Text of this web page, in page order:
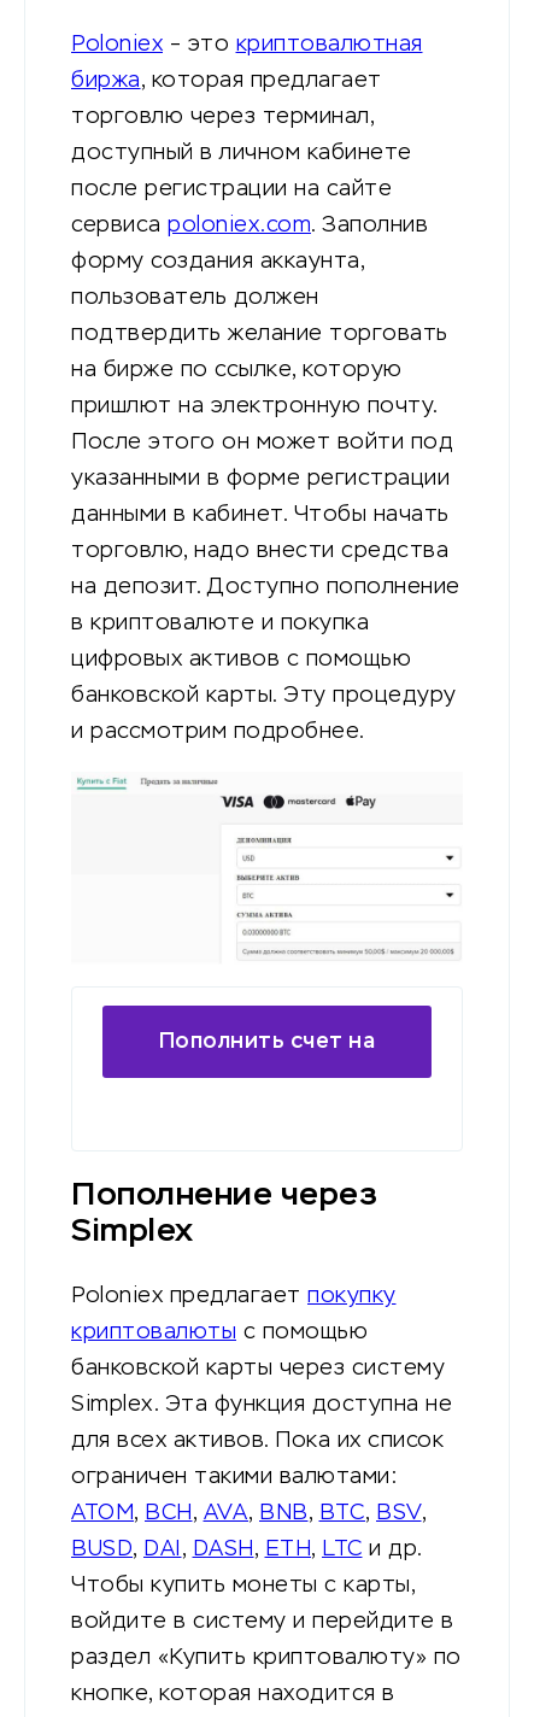
Poloniex – это криптовалютная
биржа, которая предлагает
торговлю через терминал,
доступный в личном кабинете
после регистрации на сайте
сервиса poloniex.com. Заполнив
форму создания аккаунта,
пользователь должен
подтвердить желание торговать
на бирже по ссылке, которую
пришлют на электронную почту.
После этого он может войти под
указанными в форме регистрации
данными в кабинет. Чтобы начать
торговлю, надо внести средства
на депозит. Доступно пополнение
в криптовалюте и покупка
цифровых активов с помощью
банковской карты. Эту процедуру
и рассмотрим подробнее.
Пополнить счет на
Пополнение через
Simplex
Poloniex предлагает покупку
криптовалюты с помощью
банковской карты через систему
Simplex. Эта функция доступна не
для всех активов. Пока их список
ограничен такими валютами:
ATOM, BCH , AVA, BNB, BTC, BSV,
BUSD, DAI , DASH , ETH, LTC и др.
Чтобы купить монеты с карты,
войдите в систему и перейдите в
раздел «Купить криптовалюту» по
кнопке, которая находится в